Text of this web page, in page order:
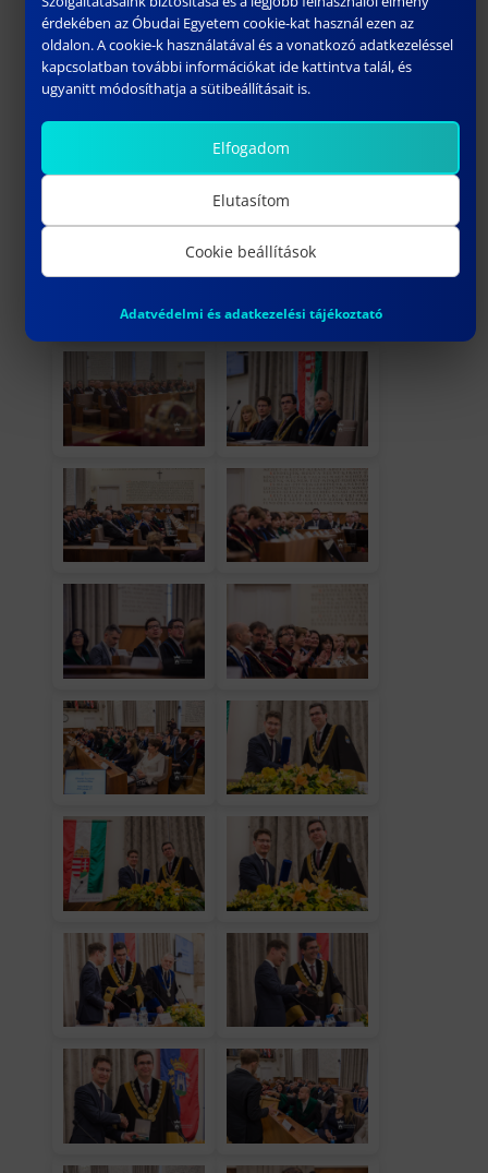
érdekében az Óbudai Egyetem cookie-kat használ ezen az
oldalon. A cookie-k használatával és a vonatkozó adatkezeléssel
kapcsolatban további információkat ide kattintva talál, és
ugyanitt módosíthatja a sütibeállításait is.
Elfogadom
Elutasítom
Cookie beállítások
Adatvédelmi és adatkezelési tájékoztató